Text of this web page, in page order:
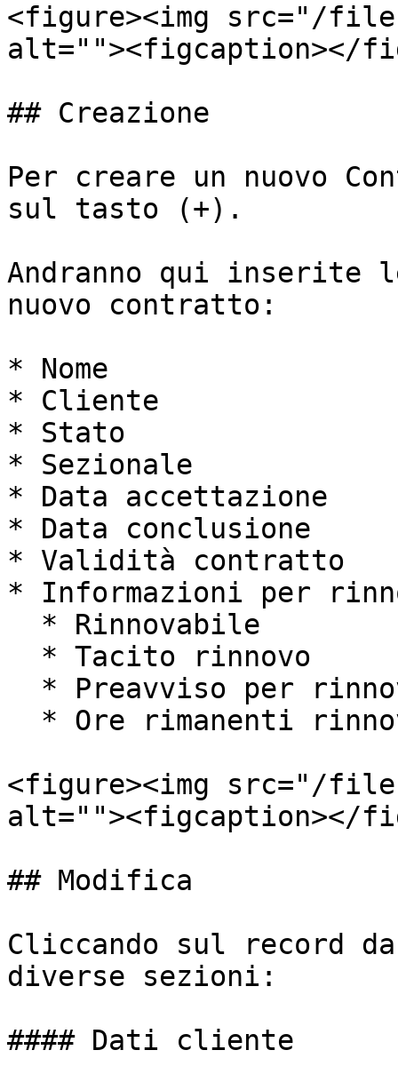
<figure><img src="/files/
alt=""><figcaption></
## Creazione
Per creare un nuovo
sul tasto (+).
Andranno qui
nuovo contratto:
* Nome
* Cliente
* Stato
* Sezionale
* Data accettazione
* Data conclusione
* Validità contratto
* Informazioni per
<figure><img src="/files/
alt=""><figcaption></
## Modifica
Cliccando sul record
diverse sezioni:
#### Dati cliente